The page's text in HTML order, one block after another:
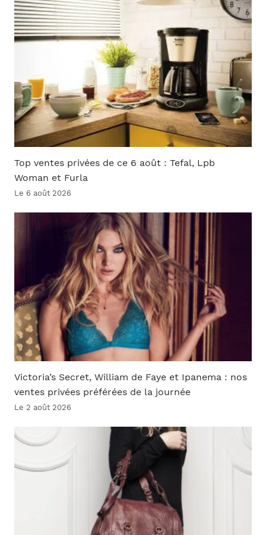
Top ventes privées de ce 6 août : Tefal, Lpb
Woman et Furla
Le 6 août 2026
Victoria’s Secret, William de Faye et Ipanema : nos
ventes privées préférées de la journée
Le 2 août 2026